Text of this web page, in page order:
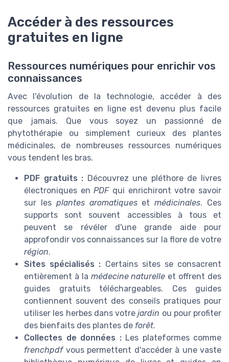
Accéder à des ressources
gratuites en ligne
Ressources numériques pour enrichir vos
connaissances
Avec l'évolution de la technologie, accéder à des
ressources gratuites en ligne est devenu plus facile
que jamais. Que vous soyez un passionné de
phytothérapie ou simplement curieux des plantes
médicinales, de nombreuses ressources numériques
vous tendent les bras.
PDF gratuits : Découvrez une pléthore de livres
électroniques enPDFqui enrichiront votre savoir
sur les plantes aromatiquesetmédicinales. Ces
supports sont souvent accessibles à tous et
peuvent se révéler d'une grande aide pour
approfondir vos connaissances sur la flore de votre
région.
Sites spécialisés : Certains sites se consacrent
entièrement à la médecine naturelle et offrent des
guides gratuits téléchargeables. Ces guides
contiennent souvent des conseils pratiques pour
utiliser les herbes dans votrejardin ou pour profiter
des bienfaits des plantes de forêt.
Collectes de données : Les plateformes comme
frenchpdfvous permettent d'accéder à une vaste